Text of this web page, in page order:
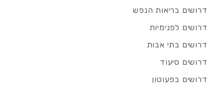
דרושים בריאות הנפש
דרושים לפנימיות
דרושים בתי אבות
דרושים סיעוד
דרושים בפעוטון